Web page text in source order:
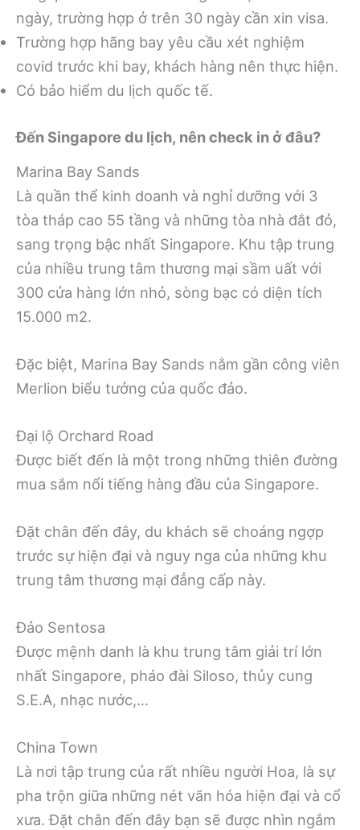
ngày, trường hợp ở trên 30 ngày cần xin visa.
Trường hợp hãng bay yêu cầu xét nghiệm
covid trước khi bay, khách hàng nên thực hiện.
Có bảo hiểm du lịch quốc tế.
Đến Singapore du lịch, nên check in ở đâu?
Marina Bay Sands
Là quần thể kinh doanh và nghỉ dưỡng với 3
tòa tháp cao 55 tầng và những tòa nhà đắt đỏ,
sang trọng bậc nhất Singapore. Khu tập trung
của nhiều trung tâm thương mại sầm uất với
300 cửa hàng lớn nhỏ, sòng bạc có diện tích
15.000 m2.
Đặc biệt, Marina Bay Sands nằm gần công viên
Merlion biểu tưởng của quốc đảo.
Đại lộ Orchard Road
Được biết đến là một trong những thiên đường
mua sắm nổi tiếng hàng đầu của Singapore.
Đặt chân đến đây, du khách sẽ choáng ngợp
trước sự hiện đại và nguy nga của những khu
trung tâm thương mại đẳng cấp này.
Đảo Sentosa
Được mệnh danh là khu trung tâm giải trí lớn
nhất Singapore, pháo đài Siloso, thủy cung
S.E.A, nhạc nước,…
China Town
Là nơi tập trung của rất nhiều người Hoa, là sự
pha trộn giữa những nét văn hóa hiện đại và cổ
xưa. Đặt chân đến đây bạn sẽ được nhìn ngắm